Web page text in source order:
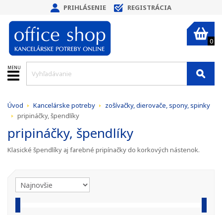
PRIHLÁSENIE REGISTRÁCIA
0
MENU
Úvod Kancelárske potreby
zošívačky, dierovače, spony, spinky
pripináčky, špendlíky
pripináčky, špendlíky
Klasické špendlíky aj farebné pripínačky do korkových nástenok.